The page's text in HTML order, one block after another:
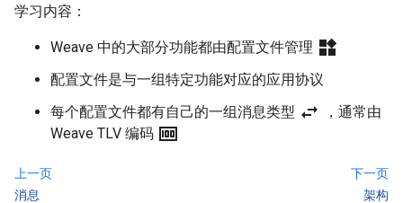
学习内容：
Weave 中的大部分功能都由配置文件管理 widgets
配置文件是与一组特定功能对应的应用协议
每个配置文件都有自己的一组消息类型 swap_horiz
，通常由
Weave TLV 编码 money
上一页
消息
下一页
架构